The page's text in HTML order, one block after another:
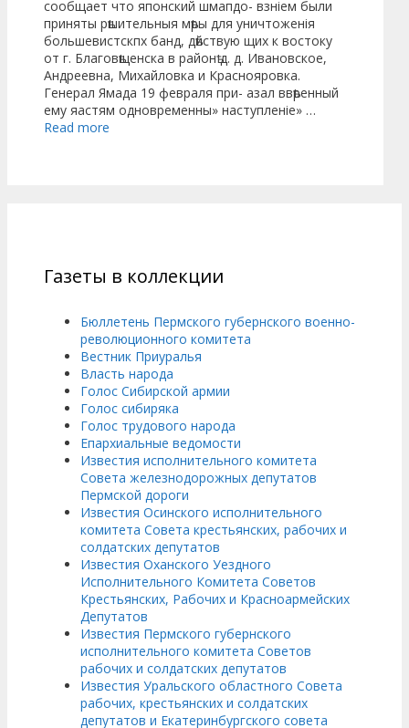
сообщает что японский шмапдо- взніем были
приняты рѣшительныя мѣры для уничтоженія
большевистскпх банд, дѣйствую щих к востоку
от г. Благовѣщенска в районѣ д. д. Ивановское,
Андреевна, Михайловка и Краснояровка.
Генерал Ямада 19 февраля при- азал ввѣренный
ему яастям одновременны» наступленіе» …
Read more
Газеты в коллекции
Бюллетень Пермского губернского военно-
революционного комитета
Вестник Приуралья
Власть народа
Голос Сибирской армии
Голос сибиряка
Голос трудового народа
Епархиальные ведомости
Известия исполнительного комитета
Совета железнодорожных депутатов
Пермской дороги
Известия Осинского исполнительного
комитета Совета крестьянских, рабочих и
солдатских депутатов
Известия Оханского Уездного
Исполнительного Комитета Советов
Крестьянских, Рабочих и Красноармейских
Депутатов
Известия Пермского губернского
исполнительного комитета Советов
рабочих и солдатских депутатов
Известия Уральского областного Совета
рабочих, крестьянских и солдатских
депутатов и Екатеринбургского совета